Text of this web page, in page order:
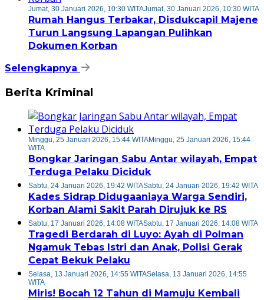
Jumat, 30 Januari 2026, 10:30 WITAJumat, 30 Januari 2026, 10:30 WITA
Rumah Hangus Terbakar, Disdukcapil Majene
Turun Langsung Lapangan Pulihkan
Dokumen Korban
Selengkapnya
Berita Kriminal
Minggu, 25 Januari 2026, 15:44 WITAMinggu, 25 Januari 2026, 15:44
WITA
Bongkar Jaringan Sabu Antar wilayah, Empat
Terduga Pelaku Diciduk
Sabtu, 24 Januari 2026, 19:42 WITASabtu, 24 Januari 2026, 19:42 WITA
Kades Sidrap Didugaaniaya Warga Sendiri,
Korban Alami Sakit Parah Dirujuk ke RS
Sabtu, 17 Januari 2026, 14:08 WITASabtu, 17 Januari 2026, 14:08 WITA
Tragedi Berdarah di Luyo: Ayah di Polman
Ngamuk Tebas Istri dan Anak, Polisi Gerak
Cepat Bekuk Pelaku
Selasa, 13 Januari 2026, 14:55 WITASelasa, 13 Januari 2026, 14:55
WITA
Miris! Bocah 12 Tahun di Mamuju Kembali